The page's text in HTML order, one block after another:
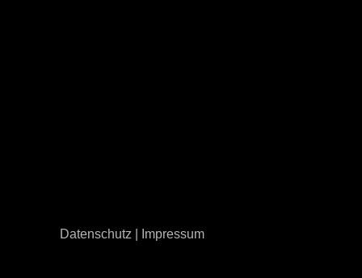
Datenschutz Impressum